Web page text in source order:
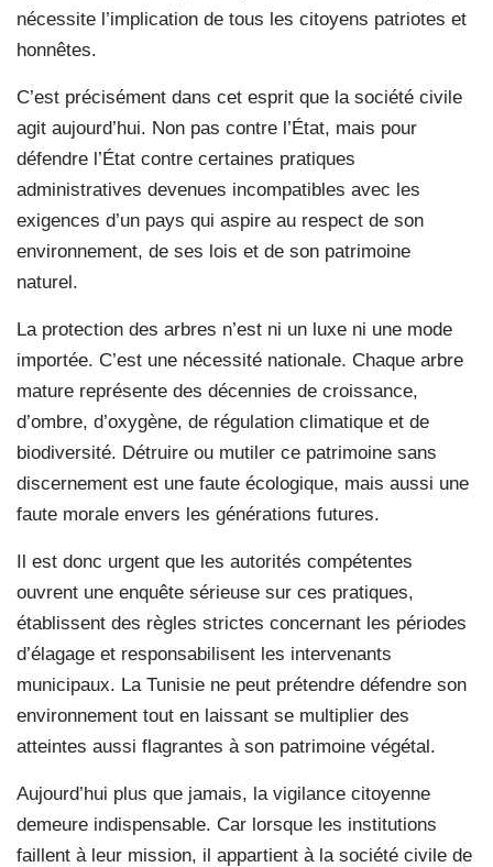
nécessite l’implication de tous les citoyens patriotes et
honnêtes.
C’est précisément dans cet esprit que la société civile
agit aujourd’hui. Non pas contre l’État, mais pour
défendre l’État contre certaines pratiques
administratives devenues incompatibles avec les
exigences d’un pays qui aspire au respect de son
environnement, de ses lois et de son patrimoine
naturel.
La protection des arbres n’est ni un luxe ni une mode
importée. C’est une nécessité nationale. Chaque arbre
mature représente des décennies de croissance,
d’ombre, d’oxygène, de régulation climatique et de
biodiversité. Détruire ou mutiler ce patrimoine sans
discernement est une faute écologique, mais aussi une
faute morale envers les générations futures.
Il est donc urgent que les autorités compétentes
ouvrent une enquête sérieuse sur ces pratiques,
établissent des règles strictes concernant les périodes
d’élagage et responsabilisent les intervenants
municipaux. La Tunisie ne peut prétendre défendre son
environnement tout en laissant se multiplier des
atteintes aussi flagrantes à son patrimoine végétal.
Aujourd’hui plus que jamais, la vigilance citoyenne
demeure indispensable. Car lorsque les institutions
faillent à leur mission, il appartient à la société civile de